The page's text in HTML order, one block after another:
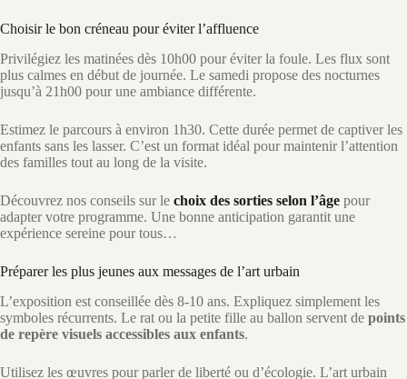
Choisir le bon créneau pour éviter l’affluence
Privilégiez les matinées dès 10h00 pour éviter la foule. Les flux sont
plus calmes en début de journée. Le samedi propose des nocturnes
jusqu’à 21h00 pour une ambiance différente.
Estimez le parcours à environ 1h30. Cette durée permet de captiver les
enfants sans les lasser. C’est un format idéal pour maintenir l’attention
des familles tout au long de la visite.
Découvrez nos conseils sur le choix des sorties selon l’âge pour
adapter votre programme. Une bonne anticipation garantit une
expérience sereine pour tous…
Préparer les plus jeunes aux messages de l’art urbain
L’exposition est conseillée dès 8-10 ans. Expliquez simplement les
symboles récurrents. Le rat ou la petite fille au ballon servent de points
de repère visuels accessibles aux enfants.
Utilisez les œuvres pour parler de liberté ou d’écologie. L’art urbain